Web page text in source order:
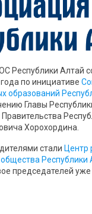
Республики Алтай
по инициативе
образований
Главы
Хорохордина.
стали Центр
Республики
председателей